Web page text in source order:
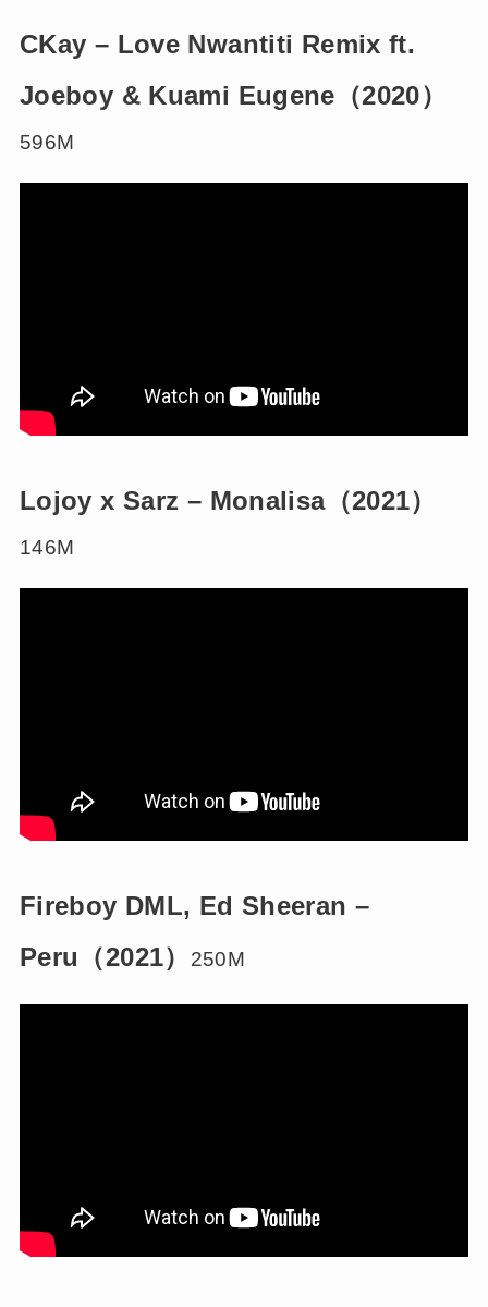
CKay – Love Nwantiti Remix ft.
Joeboy & Kuami Eugene（2020）
596M
Lojoy x Sarz – Monalisa（2021）
146M
Fireboy DML, Ed Sheeran –
Peru（2021）
250M